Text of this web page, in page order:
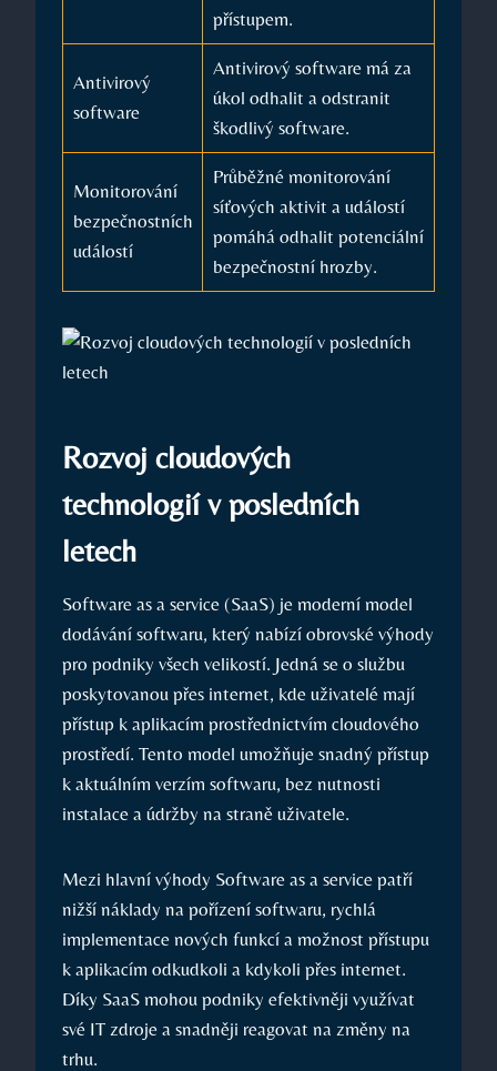
přístupem.
Antivirový
software
Antivirový software má za
úkol odhalit a odstranit
škodlivý software.
Monitorování
bezpečnostních
událostí
Průběžné monitorování
síťových aktivit a událostí
pomáhá odhalit potenciální
bezpečnostní hrozby.
Rozvoj cloudových
technologií v posledních
letech
Software as a service (SaaS) je moderní model
dodávání softwaru, který nabízí obrovské výhody
pro podniky všech velikostí. Jedná se o službu
poskytovanou přes internet, kde uživatelé mají
přístup k aplikacím prostřednictvím cloudového
prostředí. Tento model umožňuje snadný přístup
k aktuálním verzím softwaru, bez nutnosti
instalace a údržby na straně uživatele.
Mezi hlavní výhody Software as a service patří
nižší náklady na pořízení softwaru, rychlá
implementace nových funkcí a možnost přístupu
k aplikacím odkudkoli a kdykoli přes internet.
Díky SaaS mohou podniky efektivněji využívat
své IT zdroje a snadněji reagovat na změny na
trhu.